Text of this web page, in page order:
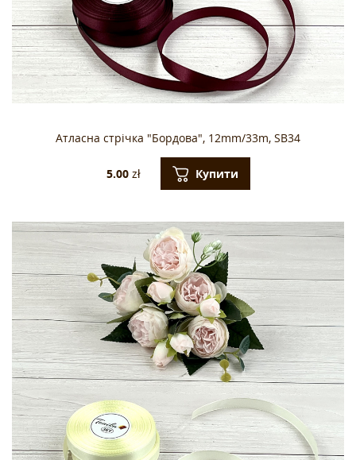
Атласна стрічка "Бордова", 12mm/33m, SB34
5.00zł Купити